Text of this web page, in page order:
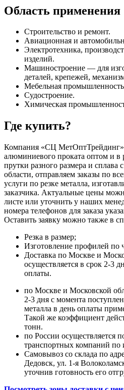
Область применения
Строительство и ремонт.
Авиационная и
Электротехника,
изделий.
Машиностроение — для
деталей, крепежей,
Мебельная
Судостроение.
Химическая
Где купить?
Компания «СЦ
алюминиевого проката оптом и
прутки разного размера и сплава
области, отправляем заказы по
услуги по резке металла,
заказчика. Актуальные цены
листе или уточнить у наших
номера телефонов для заказа
Оставить заявку можно также в
Резка в размер;
Изготовление профилей по
Доставка по Москве и
осуществляется в срок 2-3
оплаты.
по Москве и Московской
2-3 дня с момента
металла в день оплаты
Такой же коэффициент
тонн.
по России осуществляется
транспортных компаний по
Самовывоз со склада по
Дедовск, ул. 1-я
уточнив готовность его